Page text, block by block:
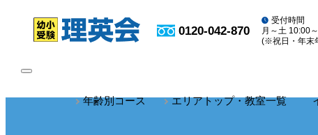
0120-042-870
受付時間
月～土 10:00
(※祝日・年末
toggle
年齢別コース エリアトップ・教室一覧